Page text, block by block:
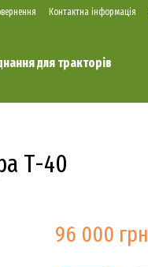
Контактна інформація
для тракторів
Т-40
96 000 грн